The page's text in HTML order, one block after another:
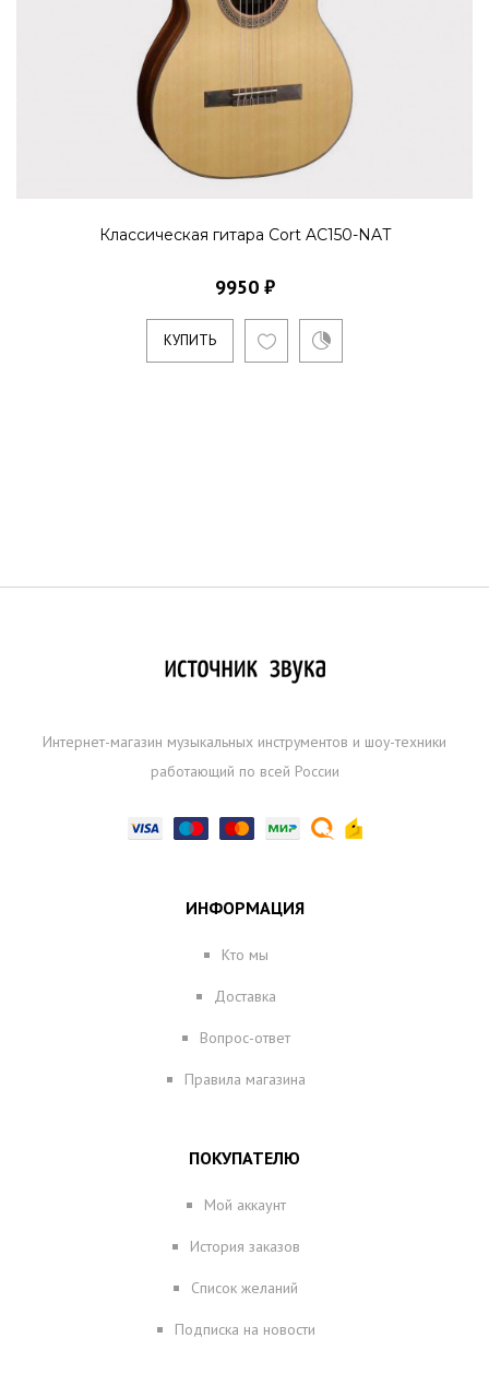
Классическая гитара Cort AC150-NAT
9950 ₽
КУПИТЬ
Интернет-магазин музыкальных инструментов и шоу-техники
работающий по всей России
ИНФОРМАЦИЯ
Кто мы
Доставка
Вопрос-ответ
Правила магазина
ПОКУПАТЕЛЮ
Мой аккаунт
История заказов
Список желаний
Подписка на новости